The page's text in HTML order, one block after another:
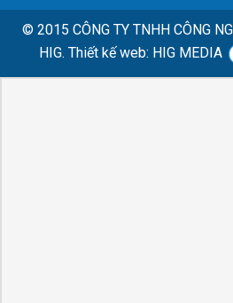
© 2015 CÔNG TY TNHH CÔNG
HIG. Thiết kế web: HIG MEDIA